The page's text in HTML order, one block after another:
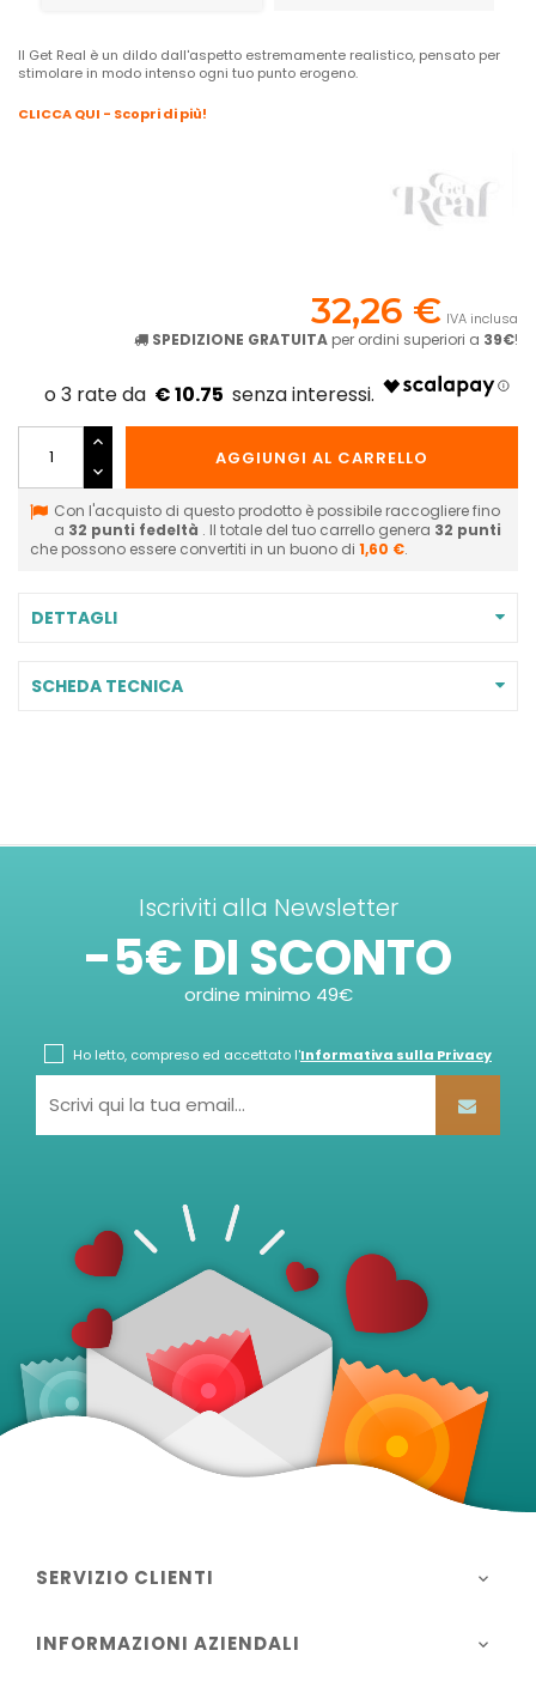
Il Get Real è un dildo dall'aspetto estremamente realistico, pensato per
stimolare in modo intenso ogni tuo punto erogeno.
CLICCA QUI - Scopri di più!
32,26 € IVA inclusa
SPEDIZIONE GRATUITA per ordini superiori a 39€!
€ 10.75
AGGIUNGI AL CARRELLO
Con l'acquisto di questo prodotto è possibile raccogliere fino
a 32 punti fedeltà . Il totale del tuo carrello genera 32 punti
che possono essere convertiti in un buono di 1,60 €.
DETTAGLI
SCHEDA TECNICA
Iscriviti alla Newsletter
-5€ DI SCONTO
ordine minimo 49€
Ho letto, compreso ed accettato l'Informativa sulla Privacy
SERVIZIO CLIENTI 
INFORMAZIONI AZIENDALI 